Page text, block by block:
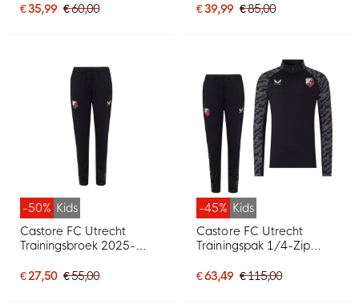
€ 35,99 € 60,00 € 39,99 € 85,00
-50% Kids
Castore FC Utrecht
Trainingsbroek 2025-
€ 27,50 € 55,00
-45% Kids
Castore FC Utrecht
Trainingspak 1/4-Zip
€ 63,49 € 115,00